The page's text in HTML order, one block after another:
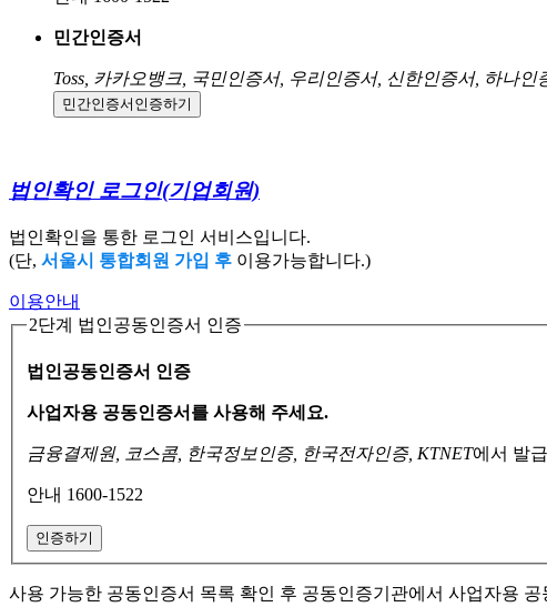
민간인증서
Toss, 카카오뱅크, 국민인증서, 우리인증서, 신한인증서, 하나인
민간인증서 인증하기
법인확인 로그인(기업회원)
법인확인을 통한 로그인 서비스입니다.
(단, 서울시 통합회원 가입 후 이용가능합니다.)
이용안내
2단계 법인공동인증서 인증
법인공동인증서 인증
사업자용 공동인증서를 사용해 주세요.
금융결제원, 코스콤, 한국정보인증, 한국전자인증, KTNET에서 발
안내 1600-1522
인증하기
사용 가능한 공동인증서 목록 확인 후 공동인증기관에서 사업자용